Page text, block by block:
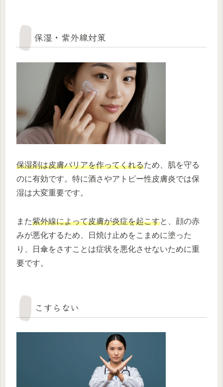
保湿・紫外線対策
保湿剤は皮膚バリアを作ってくれるため、肌を守る
のに有効です。特に酒さやアトピー性皮膚炎では保
湿は大変重要です。
また紫外線によって皮膚が炎症を起こすと、顔の赤
みが悪化するため、日焼け止めをこまめに塗った
り、日傘をさすことは症状を悪化させないために重
要です。
こすらない